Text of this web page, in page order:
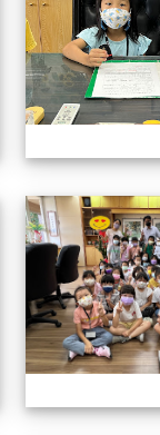
認識校長室活動